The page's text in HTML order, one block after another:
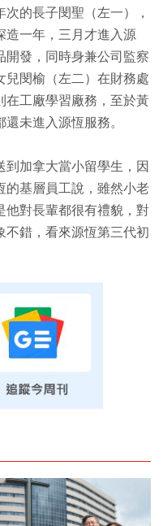
的長子閔聖（左一），
造一年，三月才進入源
開發，同時身兼公司監察
兒閔榆（左二）在財務處
在工廠學習廠務，至於黃
未進入源恆服務。
加拿大當小留學生，因
的基層員工說，雖然小老
他對長輩都很有禮貌，對
不錯，看來源恆第三代初